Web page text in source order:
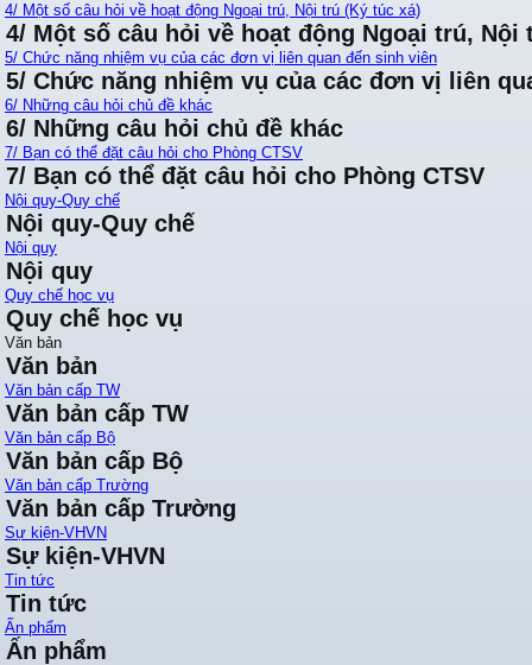
4/ Một số câu hỏi về hoạt động Ngoại trú, Nội trú (Ký túc xá)
4/ Một số câu hỏi về hoạt động Ngoại trú, Nội
5/ Chức năng nhiệm vụ của các đơn vị liên quan đến sinh viên
5/ Chức năng nhiệm vụ của các đơn vị liên
6/ Những câu hỏi chủ đề khác
6/ Những câu hỏi chủ đề khác
7/ Bạn có thể đặt câu hỏi cho Phòng CTSV
7/ Bạn có thể đặt câu hỏi cho Phòng CTSV
Nội quy-Quy chế
Nội quy-Quy chế
Nội quy
Nội quy
Quy chế học vụ
Quy chế học vụ
Văn bản
Văn bản
Văn bản cấp TW
Văn bản cấp TW
Văn bản cấp Bộ
Văn bản cấp Bộ
Văn bản cấp Trường
Văn bản cấp Trường
Sự kiện-VHVN
Sự kiện-VHVN
Tin tức
Tin tức
Ấn phẩm
Ấn phẩm